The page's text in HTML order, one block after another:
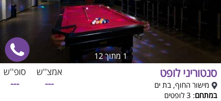
1מתוך 12
סנטוריני לופט
מישור החוף, בת ים
במתחם: 3 לופטים
אמצ''ש
---
סופ''ש
---